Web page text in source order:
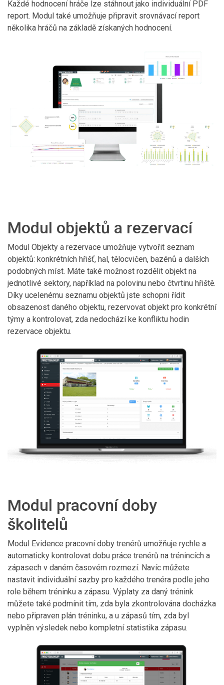
Každé hodnocení hráče lze stáhnout jako individuální PDF
report. Modul také umožňuje připravit srovnávací report
několika hráčů na základě získaných hodnocení.
Modul objektů a rezervací
Modul Objekty a rezervace umožňuje vytvořit seznam
objektů: konkrétních hřišť, hal, tělocvičen, bazénů a dalších
podobných míst. Máte také možnost rozdělit objekt na
jednotlivé sektory, například na polovinu nebo čtvrtinu hřiště.
Díky ucelenému seznamu objektů jste schopni řídit
obsazenost daného objektu, rezervovat objekt pro konkrétní
týmy a kontrolovat, zda nedochází ke konfliktu hodin
rezervace objektu.
Modul pracovní doby
školitelů
Modul Evidence pracovní doby trenérů umožňuje rychle a
automaticky kontrolovat dobu práce trenérů na trénincích a
zápasech v daném časovém rozmezí. Navíc můžete
nastavit individuální sazby pro každého trenéra podle jeho
role během tréninku a zápasu. Výplaty za daný trénink
můžete také podmínit tím, zda byla zkontrolována docházka
nebo připraven plán tréninku, a u zápasů tím, zda byl
vyplněn výsledek nebo kompletní statistika zápasu.